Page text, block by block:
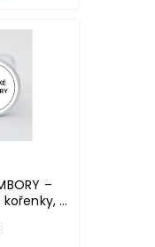
–
5